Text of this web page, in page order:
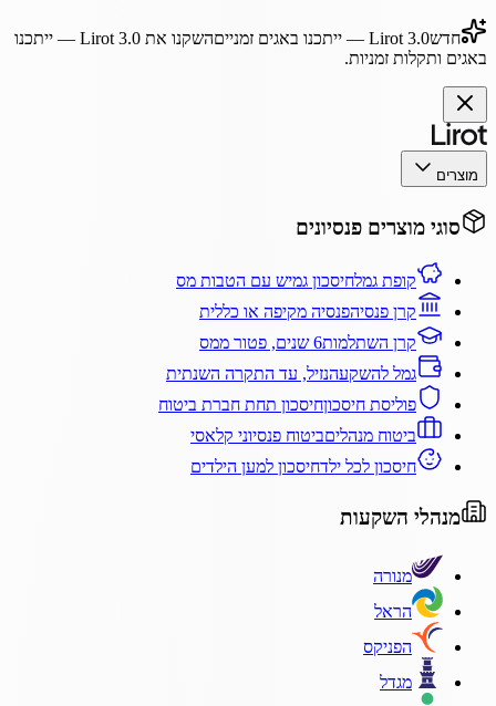
חדשLirot 3.0 — ייתכנו באגים זמנייםהשקנו את Lirot 3.0— ייתכנו
באגים ותקלות זמניות.
מוצרים
סוגי מוצרים פנסיונים
קופת גמלחיסכון גמיש עם הטבות מס
קרן פנסיהפנסיה מקיפה או כללית
קרן השתלמות6 שנים, פטור ממס
גמל להשקעהנזיל, עד התקרה השנתית
פוליסת חיסכוןחיסכון תחת חברת ביטוח
ביטוח מנהליםביטוח פנסיוני קלאסי
חיסכון לכל ילדחיסכון למען הילדים
מנהלי השקעות
מנורה
הראל
הפניקס
מגדל